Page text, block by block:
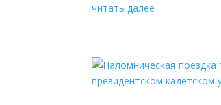
читать далее